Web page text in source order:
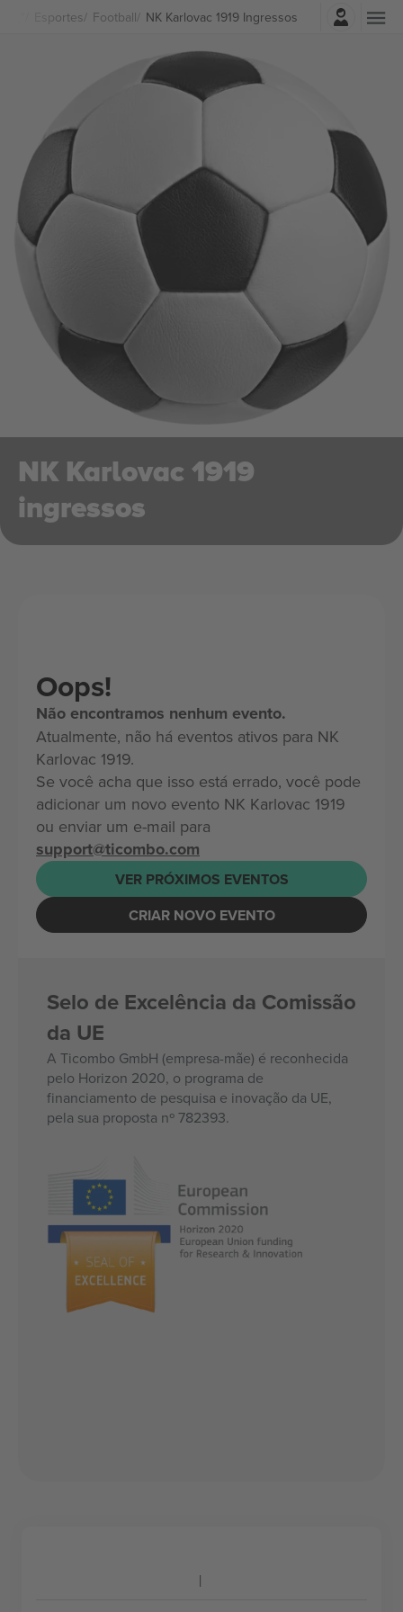
Esportes Football NK Karlovac 1919 Ingressos
Entrar
NK Karlovac 1919
ingressos
Oops!
Não encontramos nenhum evento.
Atualmente, não há eventos ativos para NK
Karlovac 1919.
Se você acha que isso está errado, você pode
adicionar um novo evento NK Karlovac 1919
ou enviar um e-mail para
support@ticombo.com
VER PRÓXIMOS EVENTOS
CRIAR NOVO EVENTO
Selo de Excelência da Comissão
da UE
A Ticombo GmbH (empresa-mãe) é reconhecida
pelo Horizon 2020, o programa de
financiamento de pesquisa e inovação da UE,
pela sua proposta nº 782393.